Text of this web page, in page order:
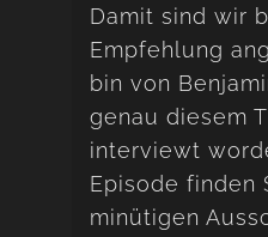
Damit sind wir
Empfehlung
bin von
genau diesem
interviewt
Episode finden
minütigen